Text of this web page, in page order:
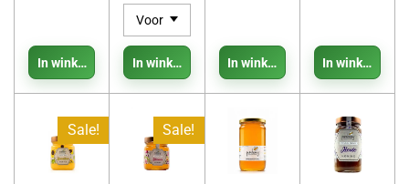
In winkelwagen In winkelwagen In winkelwagen In
Sale! Sale!